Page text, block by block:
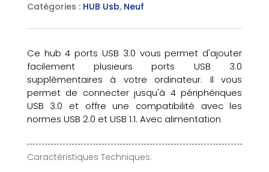
Catégories : HUB Usb, Neuf
Ce hub 4 ports USB 3.0 vous permet d'ajouter
facilement plusieurs ports USB 3.0
supplémentaires à votre ordinateur. Il vous
permet de connecter jusqu'à 4 périphériques
USB 3.0 et offre une compatibilité avec les
normes USB 2.0 et USB 1.1. Avec alimentation
Caractéristiques Techniques: